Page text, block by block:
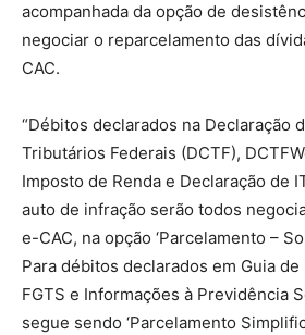
acompanhada da opção de
negociar o reparcelamento das
CAC.
“Débitos declarados na Declaração
Tributários Federais (DCTF),
Imposto de Renda e Declaração de
auto de infração serão todos
e-CAC, na opção ‘Parcelamento –
Para débitos declarados em Guia
FGTS e Informações à Previdência
segue sendo ‘Parcelamento